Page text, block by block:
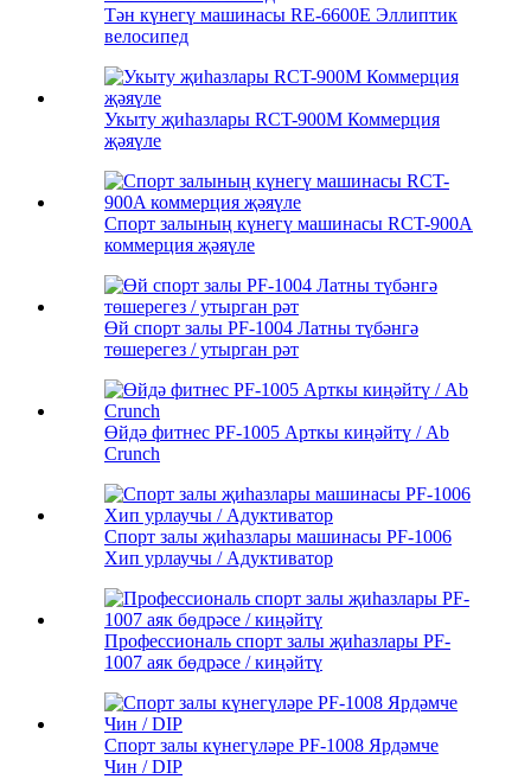
Тән күнегү машинасы RE-6600E Эллиптик
велосипед
Укыту җиһазлары RCT-900M Коммерция
җәяүле
Спорт залының күнегү машинасы RCT-900A
коммерция җәяүле
Өй спорт залы PF-1004 Латны түбәнгә
төшерегез / утырган рәт
Өйдә фитнес PF-1005 Арткы киңәйтү / Ab
Crunch
Спорт залы җиһазлары машинасы PF-1006
Хип урлаучы / Адуктиватор
Профессиональ спорт залы җиһазлары PF-
1007 аяк бөдрәсе / киңәйтү
Спорт залы күнегүләре PF-1008 Ярдәмче
Чин / DIP